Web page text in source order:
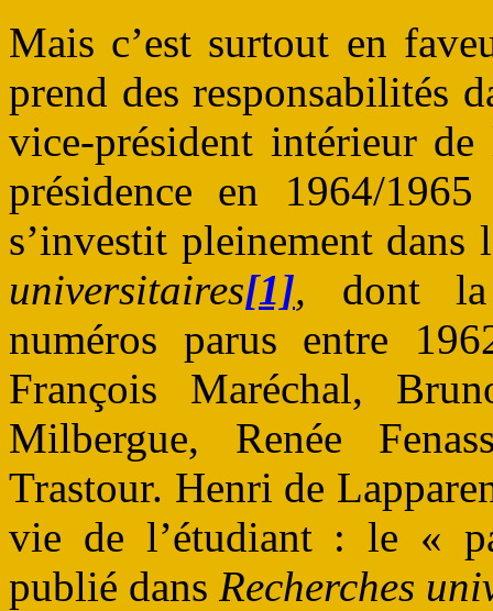
Mais c’est surtout en
prend des responsabilités
vice-président intérieur
présidence en 1964/
s’investit pleinement
universitaires[1], dont
numéros parus entre
François Maréchal,
Milbergue, Renée
Trastour. Henri de
vie de l’étudiant : le «
publié dans Recherches